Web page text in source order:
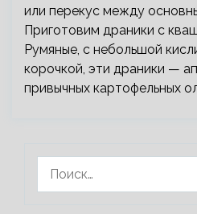
или перекус между
Приготовим драники с
Румяные, с небольшой
корочкой, эти драники —
привычных картофельных